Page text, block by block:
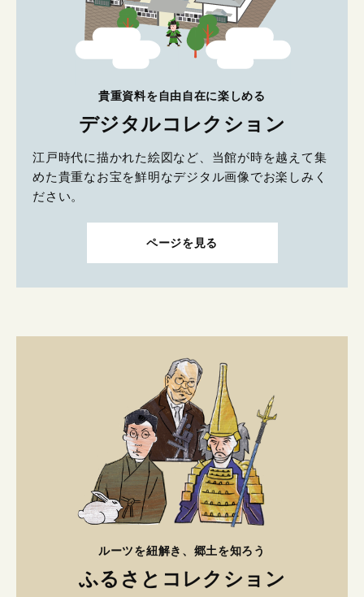
貴重資料を自由自在に楽しめる
デジタルコレクション
江戸時代に描かれた絵図など、当館が時を越えて集
めた貴重なお宝を鮮明なデジタル画像でお楽しみく
ださい。
ページを見る
ルーツを紐解き、郷土を知ろう
ふるさとコレクション